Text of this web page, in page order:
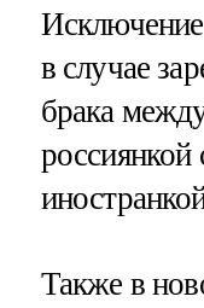
Исключение
в случае
брака
россиянкой
Также в